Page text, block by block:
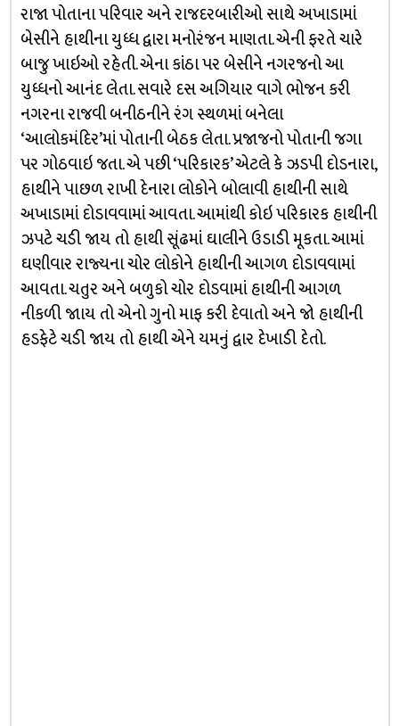
રાજા પોતાના પરિવાર અને રાજદરબારીઓ સાથે અખાડામાં
બેસીને હાથીના યુધ્ધ દ્વારા મનોરંજન માણતા. એની ફરતે ચારે
બાજુ ખાઇઓ રહેતી. એના કાંઠા પર બેસીને નગરજનો આ
યુધ્ધનો આનંદ લેતા. સવારે દસ અગિયાર વાગે ભોજન કરી
નગરના રાજવી બનીઠનીને રંગ સ્થળમાં બનેલા
‘આલોકમંદિર’માં પોતાની બેઠક લેતા. પ્રજાજનો પોતાની જગા
પર ગોઠવાઇ જતા. એ પછી ‘પરિકારક’ એટલે કે ઝડપી દોડનારા,
હાથીને પાછળ રાખી દેનારા લોકોને બોલાવી હાથીની સાથે
અખાડામાં દોડાવવામાં આવતા. આમાંથી કોઇ પરિકારક હાથીની
ઝપટે ચડી જાય તો હાથી સૂંઢમાં ઘાલીને ઉડાડી મૂકતા. આમાં
ઘણીવાર રાજ્યના ચોર લોકોને હાથીની આગળ દોડાવવામાં
આવતા. ચતુર અને બળુકો ચોર દોડવામાં હાથીની આગળ
નીકળી જાાય તો એનો ગુનો માફ કરી દેવાતો અને જો હાથીની
હડફેટે ચડી જાય તો હાથી એને યમનું દ્વાર દેખાડી દેતો.